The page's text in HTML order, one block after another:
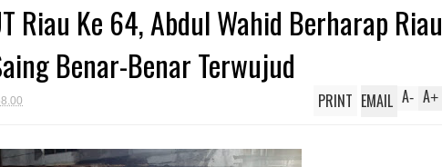
Riau Ke 64, Abdul Wahid Berharap Riau
Benar-Benar Terwujud
A+
A-
PRINT EMAIL